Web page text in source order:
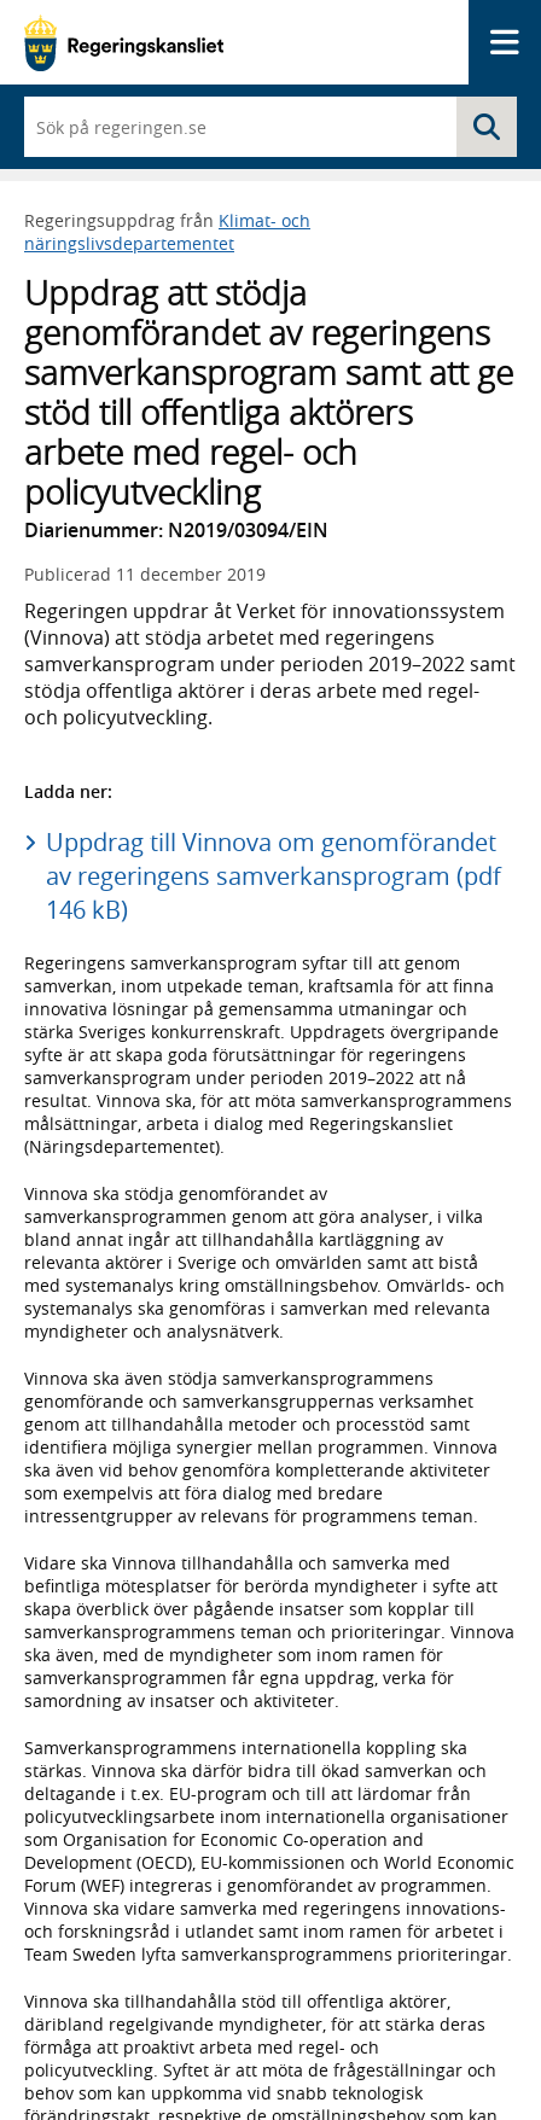
du
börjar
skriva
framträder
en
med
sökförslag
Regeringsuppdrag från Klimat- och
näringslivsdepartementet
Uppdrag att stödja
genomförandet av regeringens
samverkansprogram samt att ge
stöd till offentliga aktörers
arbete med regel- och
policyutveckling
Diarienummer: N2019/03094/EIN
Publicerad 11 december 2019
Regeringen uppdrar åt Verket för innovationssystem
(Vinnova) att stödja arbetet med regeringens
samverkansprogram under perioden 2019–2022 samt
stödja offentliga aktörer i deras arbete med regel-
och policyutveckling.
Ladda ner:
Uppdrag till Vinnova om genomförandet
av regeringens samverkansprogram (pdf
146 kB)
Regeringens samverkansprogram syftar till att genom
samverkan, inom utpekade teman, kraftsamla för att finna
innovativa lösningar på gemensamma utmaningar och
stärka Sveriges konkurrenskraft. Uppdragets övergripande
syfte är att skapa goda förutsättningar för regeringens
samverkansprogram under perioden 2019–2022 att nå
resultat. Vinnova ska, för att möta samverkansprogrammens
målsättningar, arbeta i dialog med Regeringskansliet
(Näringsdepartementet).
Vinnova ska stödja genomförandet av
samverkansprogrammen genom att göra analyser, i vilka
bland annat ingår att tillhandahålla kartläggning av
relevanta aktörer i Sverige och omvärlden samt att bistå
med systemanalys kring omställningsbehov. Omvärlds- och
systemanalys ska genomföras i samverkan med relevanta
myndigheter och analysnätverk.
Vinnova ska även stödja samverkansprogrammens
genomförande och samverkansgruppernas verksamhet
genom att tillhandahålla metoder och processtöd samt
identifiera möjliga synergier mellan programmen. Vinnova
ska även vid behov genomföra kompletterande aktiviteter
som exempelvis att föra dialog med bredare
intressentgrupper av relevans för programmens teman.
Vidare ska Vinnova tillhandahålla och samverka med
befintliga mötesplatser för berörda myndigheter i syfte att
skapa överblick över pågående insatser som kopplar till
samverkansprogrammens teman och prioriteringar. Vinnova
ska även, med de myndigheter som inom ramen för
samverkansprogrammen får egna uppdrag, verka för
samordning av insatser och aktiviteter.
Samverkansprogrammens internationella koppling ska
stärkas. Vinnova ska därför bidra till ökad samverkan och
deltagande i t.ex. EU-program och till att lärdomar från
policyutvecklingsarbete inom internationella organisationer
som Organisation for Economic Co-operation and
Development (OECD), EU-kommissionen och World Economic
Forum (WEF) integreras i genomförandet av programmen.
Vinnova ska vidare samverka med regeringens innovations-
och forskningsråd i utlandet samt inom ramen för arbetet i
Team Sweden lyfta samverkansprogrammens prioriteringar.
Vinnova ska tillhandahålla stöd till offentliga aktörer,
däribland regelgivande myndigheter, för att stärka deras
förmåga att proaktivt arbeta med regel- och
policyutveckling. Syftet är att möta de frågeställningar och
behov som kan uppkomma vid snabb teknologisk